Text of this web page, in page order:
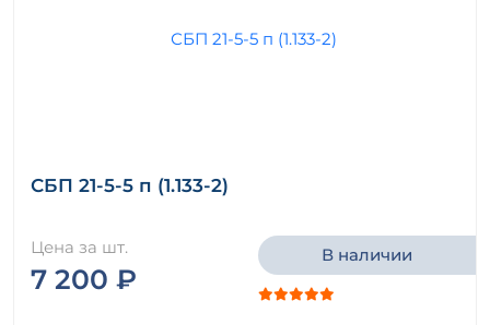
СБП 21-5-5 п (1.133-2)
Цена за шт.
7 200 ₽
В наличии